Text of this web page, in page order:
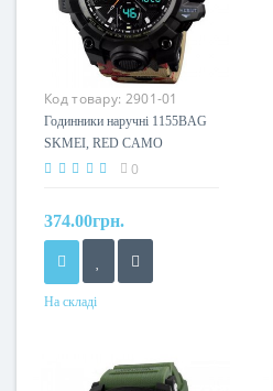
Код товару: 2901-01
Годинники наручні 1155BAG
SKMEI, RED CAMO
0
374.00грн.
На складі